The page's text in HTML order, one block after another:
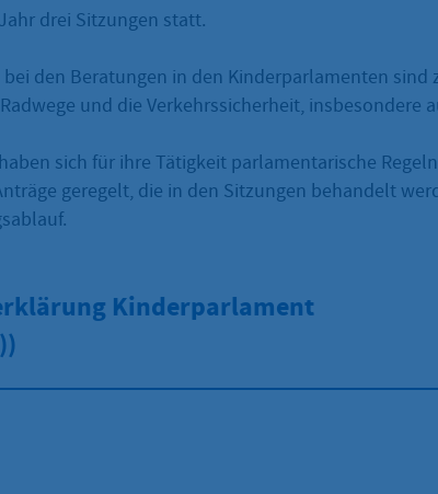
drei Sitzungen statt.
den Beratungen in den Kinderparlamenten sind
und die Verkehrssicherheit, insbesondere
sich für ihre Tätigkeit parlamentarische
geregelt, die in den Sitzungen behandelt
Kinderparlament